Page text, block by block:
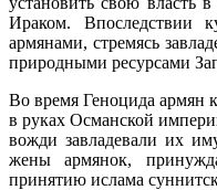
Ираком. Впоследствии
армянами, стремясь
природными ресурсами
Во время Геноцида армян
в руках Османской
вожди завладевали их
жены армянок,
принятию ислама